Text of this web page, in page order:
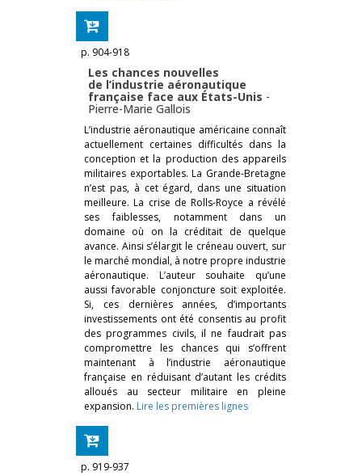
p. 904-918
Les chances nouvelles
de l’industrie aéronautique
française face aux États-Unis -
Pierre-Marie Gallois
L’industrie aéronautique américaine connaît
actuellement certaines difficultés dans la
conception et la production des appareils
militaires exportables. La Grande-Bretagne
n’est pas, à cet égard, dans une situation
meilleure. La crise de Rolls-Royce a révélé
ses faiblesses, notamment dans un
domaine où on la créditait de quelque
avance. Ainsi s’élargit le créneau ouvert, sur
le marché mondial, à notre propre industrie
aéronautique. L’auteur souhaite qu’une
aussi favorable conjoncture soit exploitée.
Si, ces dernières années, d’importants
investissements ont été consentis au profit
des programmes civils, il ne faudrait pas
compromettre les chances qui s’offrent
maintenant à l’industrie aéronautique
française en réduisant d’autant les crédits
alloués au secteur militaire en pleine
expansion. Lire les premières lignes
p. 919-937